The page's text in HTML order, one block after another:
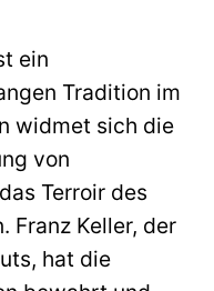
ein
Tradition im
widmet sich die
von
Terroir des
Franz Keller, der
hat die